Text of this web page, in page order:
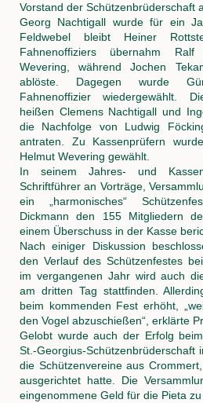
Vorstand der Schützenbrüderschaft
Georg Nachtigall wurde für ein
Feldwebel bleibt Heiner
Fahnenoffiziers übernahm
Wevering, während Jochen
ablöste. Dagegen wurde
Fahnenoffizier wiedergewählt.
heißen Clemens Nachtigall und
die Nachfolge von Ludwig
antraten. Zu Kassenprüfern
Helmut Wevering gewählt.
In seinem Jahres- und
Schriftführer an Vorträge,
ein „harmonisches“
Dickmann den 155 Mitgliedern
einem Überschuss in der Kasse
Nach einiger Diskussion
den Verlauf des Schützenfestes
im vergangenen Jahr wird auch
am dritten Tag stattfinden.
beim kommenden Fest erhöht,
den Vogel abzuschießen“, erklärte
Gelobt wurde auch der Erfolg
St.-Georgius-Schützenbrüderschaft
die Schützenvereine aus
ausgerichtet hatte. Die
eingenommene Geld für die Pieta